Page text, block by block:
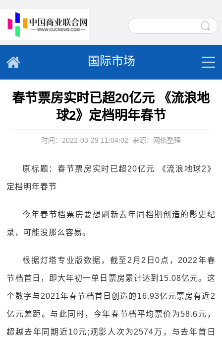
国际市场
春节票房实时已超20亿元 《流浪地
球2》定档明年春节
时间：2022-03-29 11:04:02 来源：网络整理
原标题：春节票房实时已超20亿元 《流浪地球2》
定档明年春节
今年春节档票房要想刷新去年同档期创造的影史纪
录，可能没那么容易。
根据灯塔专业版数据，截至2月2日0点，2022年春
节档首日，即大年初一单日票房累计达到15.08亿元。这
个数字与2021年春节档首日创造的16.93亿元票房有近2
亿元差距。与此同时，今年春节档平均票价为58.6元，
超越去年同期近10元;观影人次为2574万，与去年首日